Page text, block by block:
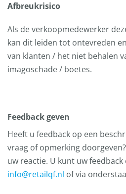
Afbreukrisico
Als de verkoopmedewerker
kan dit leiden tot ontevreden
van klanten / het niet behalen
imagoschade / boetes.
Feedback geven
Heeft u feedback op een
vraag of opmerking
uw reactie. U kunt uw
info@retailqf.nl of via